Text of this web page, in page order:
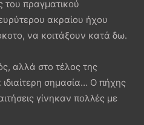
του πραγματικού
ακραίου ήχου
να κοιτάξουν κατά δω.
αλλά στο τέλος της
σημασία… Ο πήχης
γίνηκαν πολλές με